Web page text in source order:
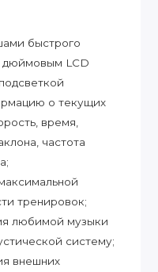
быстрого
дюймовым LCD
о текущих
время,
частота
тренировок;
любимой музыки
систему;
внешних